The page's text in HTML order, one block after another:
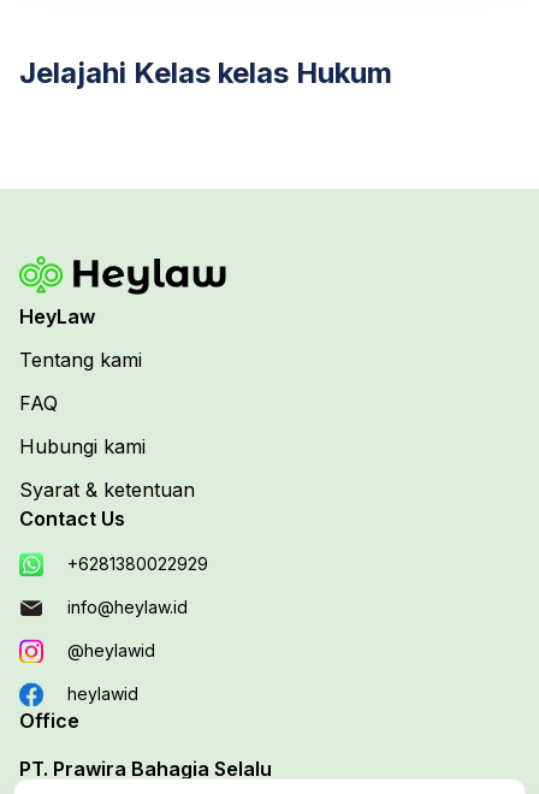
Jelajahi Kelas kelas Hukum
HeyLaw
Tentang kami
FAQ
Hubungi kami
Syarat & ketentuan
Contact Us
+6281380022929
info@heylaw.id
@heylawid
heylawid
Office
PT. Prawira Bahagia Selalu